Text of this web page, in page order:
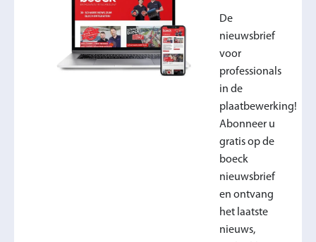
De
nieuwsbrief
voor
professionals
in de
plaatbewerking!
Abonneer u
gratis op de
boeck
nieuwsbrief
en ontvang
het laatste
nieuws,